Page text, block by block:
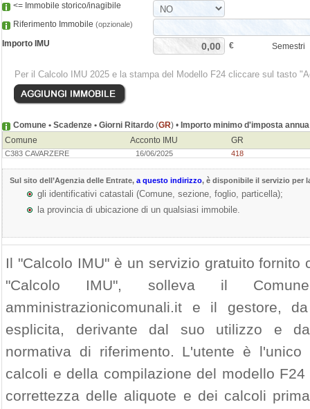
<= Immobile storico/inagibile
Riferimento Immobile (opzionale)
Importo IMU € Semestri
Per il Calcolo IMU 2025 e la stampa del Modello F24 cliccare sul tasto
Comune • Scadenze • Giorni Ritardo (GR) • Importo minimo d'imposta annua
Comune
Acconto IMU GR
C383 CAVARZERE 16/06/2025 418
Sul sito dell’Agenzia delle Entrate, a questo indirizzo, è disponibile il servizio per
gli identificativi catastali (Comune, sezione, foglio, particella);
la provincia di ubicazione di un qualsiasi immobile.
Il "Calcolo IMU" è un servizio gratuito
"Calcolo IMU", solleva il
amministrazionicomunali.it e il gestore,
esplicita, derivante dal suo utilizzo e
normativa di riferimento. L'utente è
calcoli e della compilazione del modello
correttezza delle aliquote e dei calcoli